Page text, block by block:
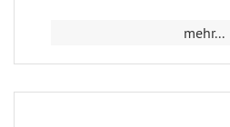
mehr...